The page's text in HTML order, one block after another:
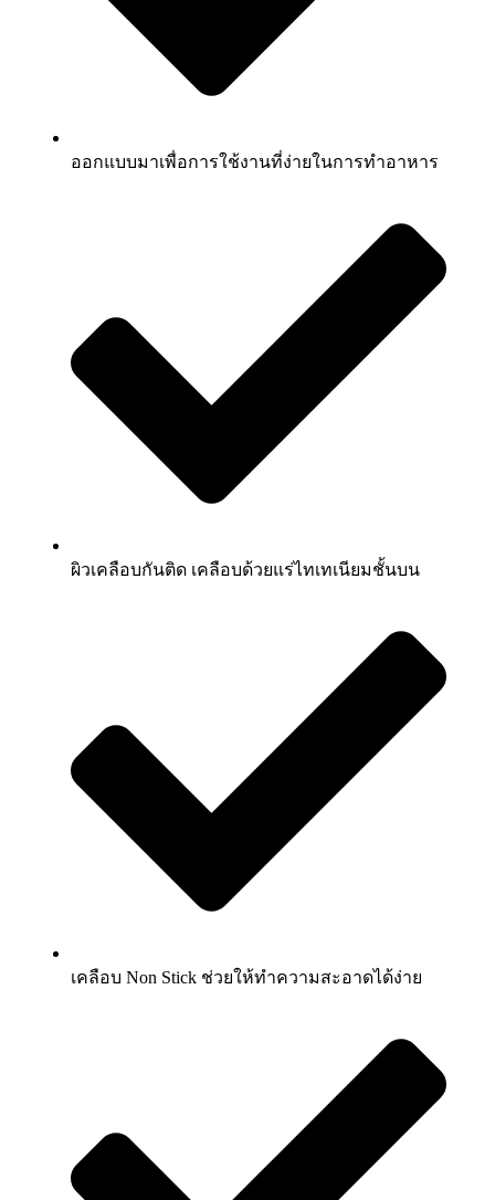
ออกแบบมาเพื่อการใช้งานที่ง่ายในการทำอาหาร
ผิวเคลือบกันติด เคลือบด้วยแร่ไทเทเนียมชั้นบน
เคลือบ Non Stick ช่วยให้ทำความสะอาดได้ง่าย